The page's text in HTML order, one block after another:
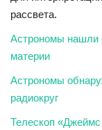
НАГРАДЫ
Интересное
НАУКА
рассвета.
Астрономы нашли
материи
Астрономы
радиокруг
Телескоп